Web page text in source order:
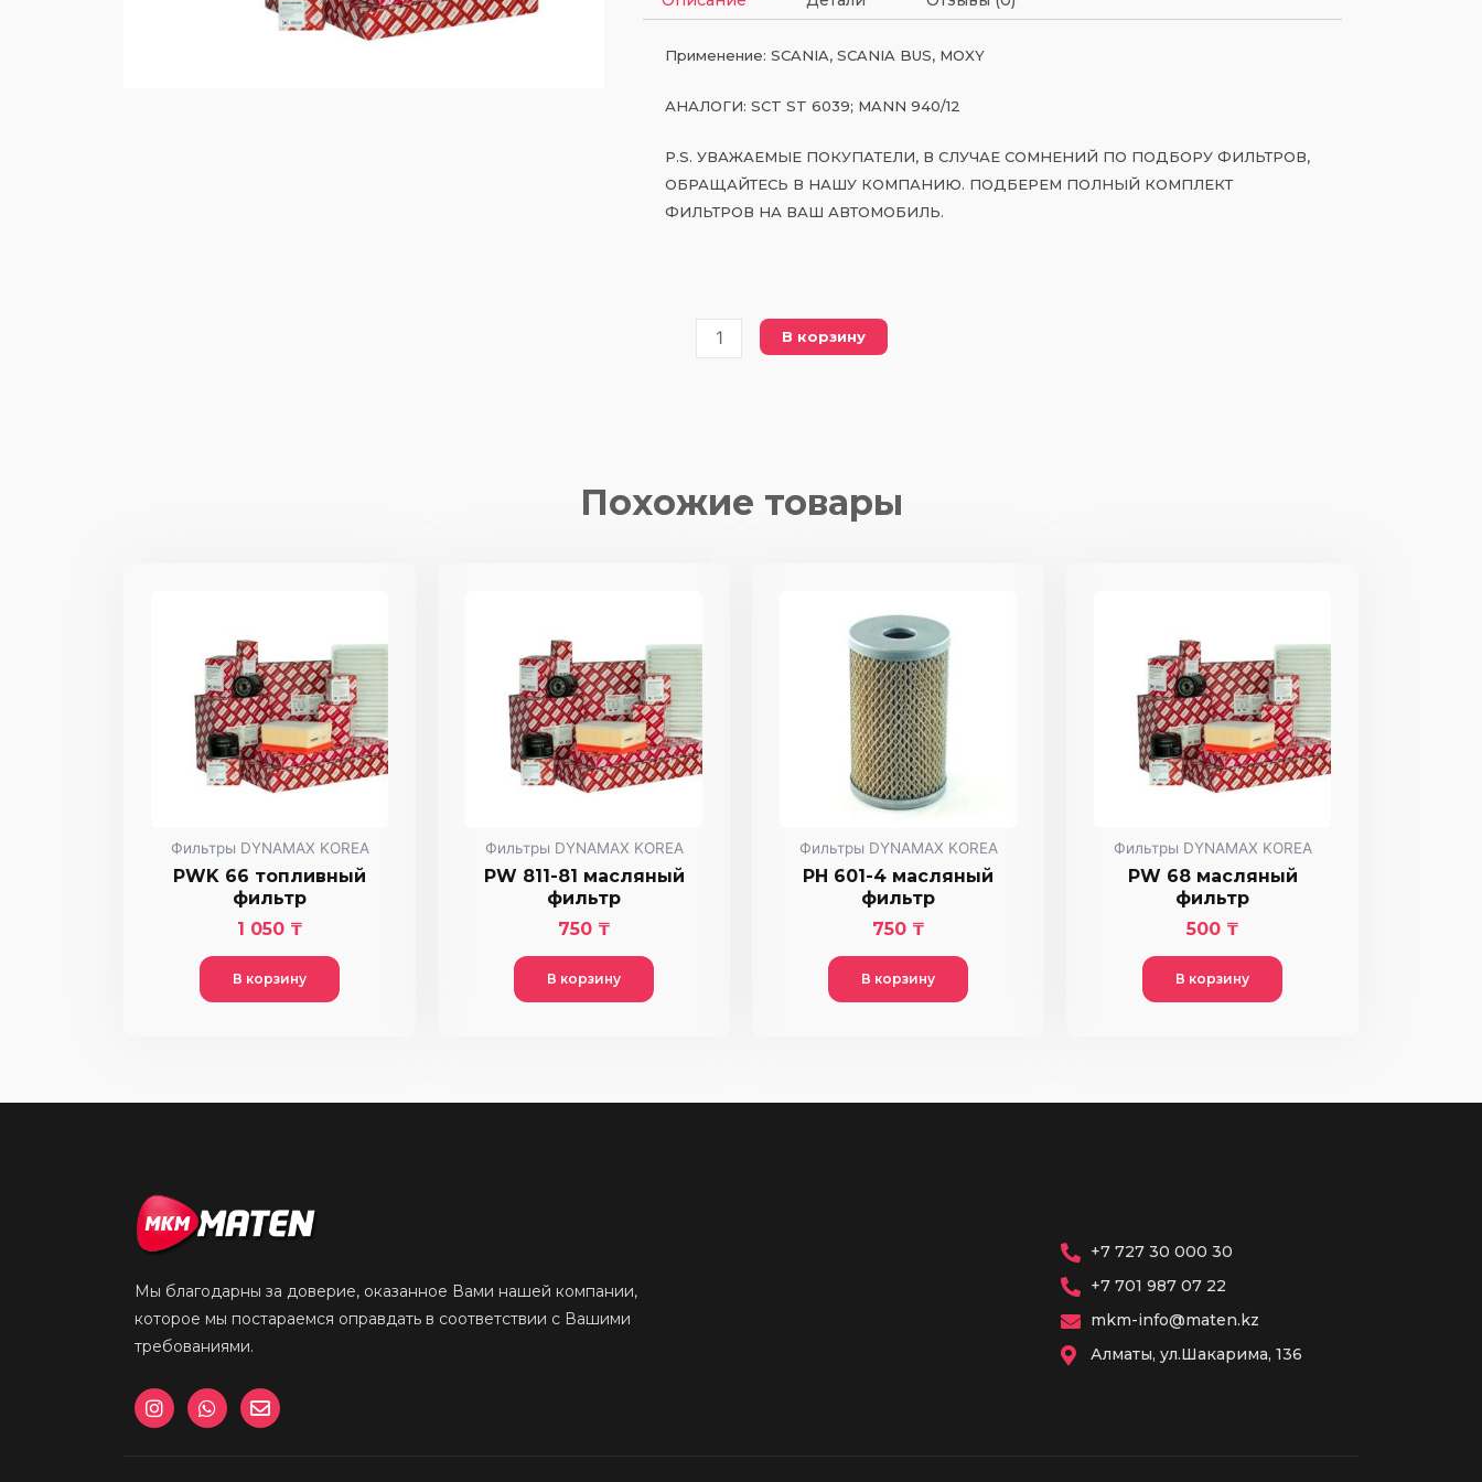
Применение: SCANIA, SCANIA BUS, MOXY
АНАЛОГИ: SCT ST 6039; MANN 940/12
P.S. УВАЖАЕМЫЕ ПОКУПАТЕЛИ, В СЛУЧАЕ СОМНЕНИЙ ПО ПОДБОРУ ФИЛЬТРОВ,
ОБРАЩАЙТЕСЬ В НАШУ КОМПАНИЮ. ПОДБЕРЕМ ПОЛНЫЙ КОМПЛЕКТ
ФИЛЬТРОВ НА ВАШ АВТОМОБИЛЬ.
Количество
товара
фильтр
В корзину
Похожие товары
Фильтры DYNAMAX KOREA
PWK 66 топливный
фильтр
1 050 ₸
В корзину
Фильтры DYNAMAX KOREA
PW 811-81 масляный
фильтр
750 ₸
В корзину
Фильтры DYNAMAX KOREA
PH 601-4 масляный
фильтр
750 ₸
В корзину
Фильтры DYNAMAX KOREA
PW 68 масляный
фильтр
500 ₸
В корзину
Мы благодарны за доверие, оказанное Вами нашей компании,
которое мы постараемся оправдать в соответствии с Вашими
требованиями.
I
n
s
t
W
h
a
t
E
n
v
e
+7 727 30 000 30
+7 701 987 07 22
mkm-info@maten.kz
Алматы, ул.Шакарима, 136